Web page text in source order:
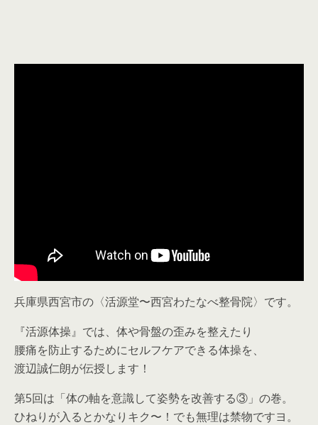
兵庫県西宮市の〈活源堂〜西宮わたなべ整骨院〉です。
『活源体操』では、体や骨盤の歪みを整えたり
腰痛を防止するためにセルフケアできる体操を、
渡辺誠仁朗が伝授します！
第5回は「体の軸を意識して姿勢を改善する③」の巻。
ひねりが入るとかなりキク〜！でも無理は禁物ですヨ。